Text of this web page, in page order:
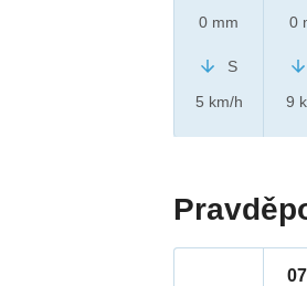
0 mm
S
5 km/h
0
9